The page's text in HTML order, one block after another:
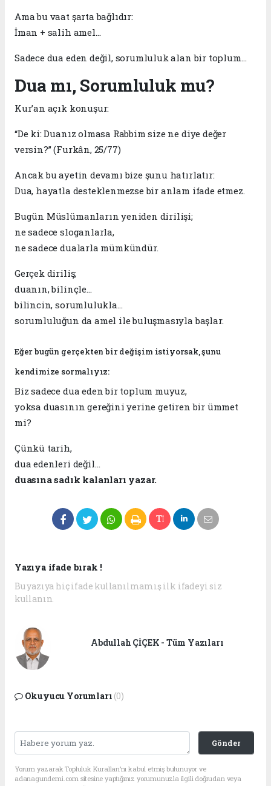
Ama bu vaat şarta bağlıdır:
İman + salih amel…
Sadece dua eden değil, sorumluluk alan bir toplum…
Dua mı, Sorumluluk mu?
Kur’an açık konuşur:
“De ki: Duanız olmasa Rabbim size ne diye değer
versin?” (Furkân, 25/77)
Ancak bu ayetin devamı bize şunu hatırlatır:
Dua, hayatla desteklenmezse bir anlam ifade etmez.
Bugün Müslümanların yeniden dirilişi;
ne sadece sloganlarla,
ne sadece dualarla mümkündür.
Gerçek diriliş;
duanın, bilinçle…
bilincin, sorumlulukla…
sorumluluğun da amel ile buluşmasıyla başlar.
Eğer bugün gerçekten bir değişim istiyorsak, şunu
kendimize sormalıyız:
Biz sadece dua eden bir toplum muyuz,
yoksa duasının gereğini yerine getiren bir ümmet
mi?
Çünkü tarih,
dua edenleri değil…
duasına sadık kalanları yazar.
Yazıya ifade bırak !
Bu yazıya hiç ifade kullanılmamış ilk ifadeyi siz
kullanın.
Abdullah ÇİÇEK - Tüm Yazıları
Okuyucu Yorumları (0)
Gönder
Yorum yazarak Topluluk Kuralları’nı kabul etmiş bulunuyor ve
adanagundemi.com sitesine yaptığınız yorumunuzla ilgili doğrudan veya